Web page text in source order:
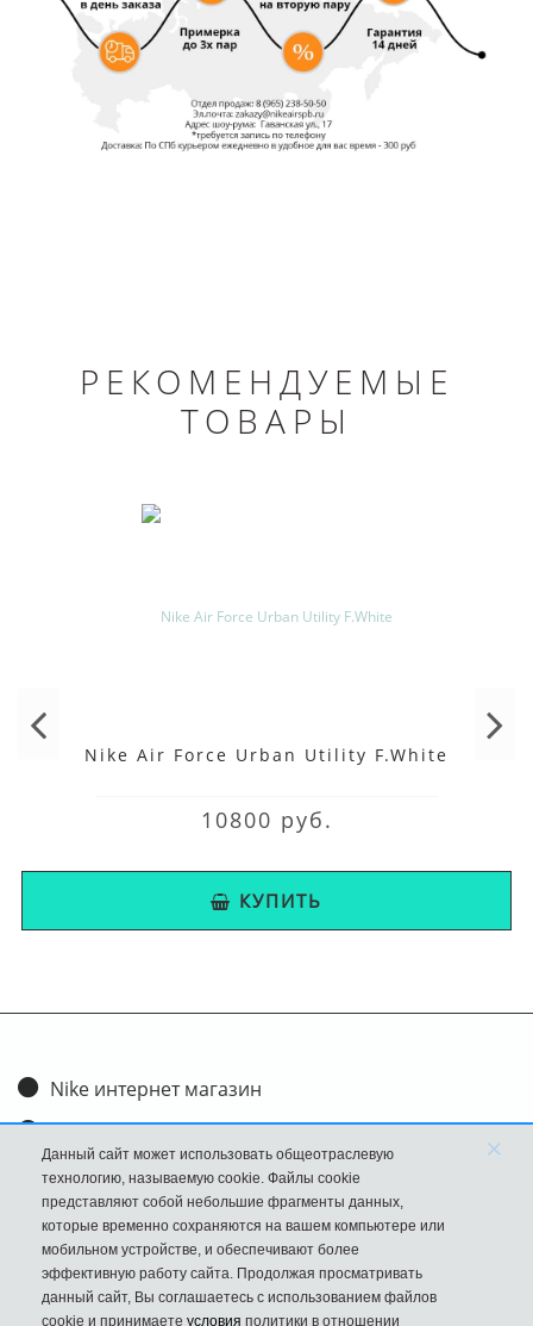
РЕКОМЕНДУЕМЫЕ
ТОВАРЫ
Nike Air Force Urban Utility F.White
10800 руб.
КУПИТЬ
Nike интернет магазин
Доставка и оплата
Обмен и возврат
Размеры
FAQ
Новости
Данный сайт может использовать общеотраслевую
технологию, называемую cookie. Файлы cookie
представляют собой небольшие фрагменты данных,
которые временно сохраняются на вашем компьютере или
мобильном устройстве, и обеспечивают более
эффективную работу сайта. Продолжая просматривать
данный сайт, Вы соглашаетесь с использованием файлов
cookie и принимаете условия политики в отношении
×